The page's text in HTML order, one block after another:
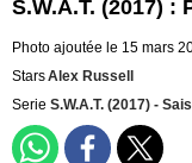
S.W.A.T. (2017) :
Photo ajoutée le 15 mars
StarsAlex Russell
Serie S.W.A.T. (2017) -